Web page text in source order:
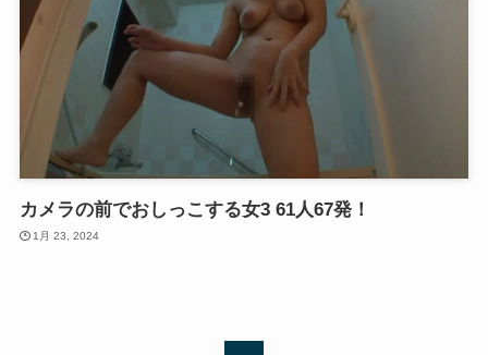
カメラの前でおしっこする女3 61人67発！
1月 23, 2024